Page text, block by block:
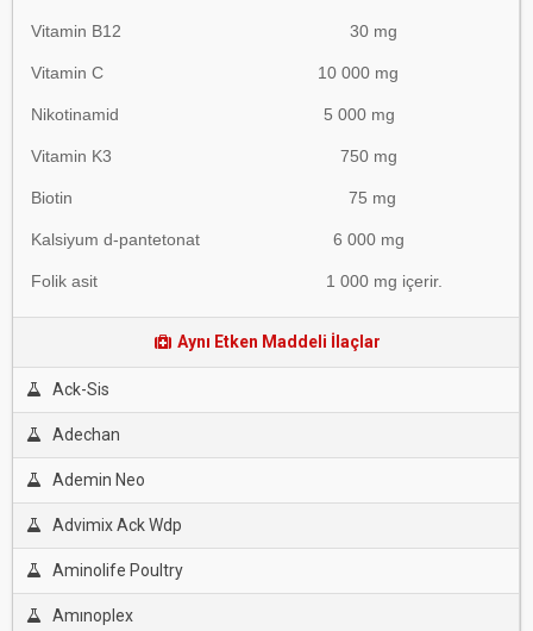
Vitamin B12 30 mg
Vitamin C 10 000 mg
Nikotinamid 5 000 mg
Vitamin K3 750 mg
Biotin 75 mg
Kalsiyum d-pantetonat 6 000 mg
Folik asit 1 000 mg içerir.
Aynı Etken Maddeli İlaçlar
Ack-Sis
Adechan
Ademin Neo
Advimix Ack Wdp
Aminolife Poultry
Amınoplex